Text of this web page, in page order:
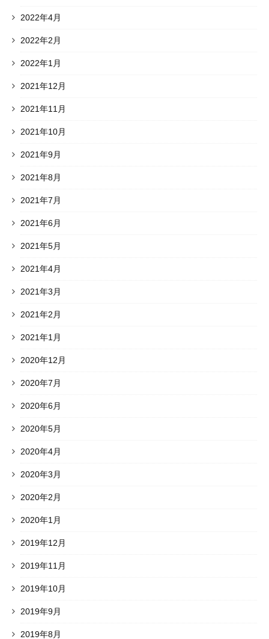
2022年4月
2022年2月
2022年1月
2021年12月
2021年11月
2021年10月
2021年9月
2021年8月
2021年7月
2021年6月
2021年5月
2021年4月
2021年3月
2021年2月
2021年1月
2020年12月
2020年7月
2020年6月
2020年5月
2020年4月
2020年3月
2020年2月
2020年1月
2019年12月
2019年11月
2019年10月
2019年9月
2019年8月